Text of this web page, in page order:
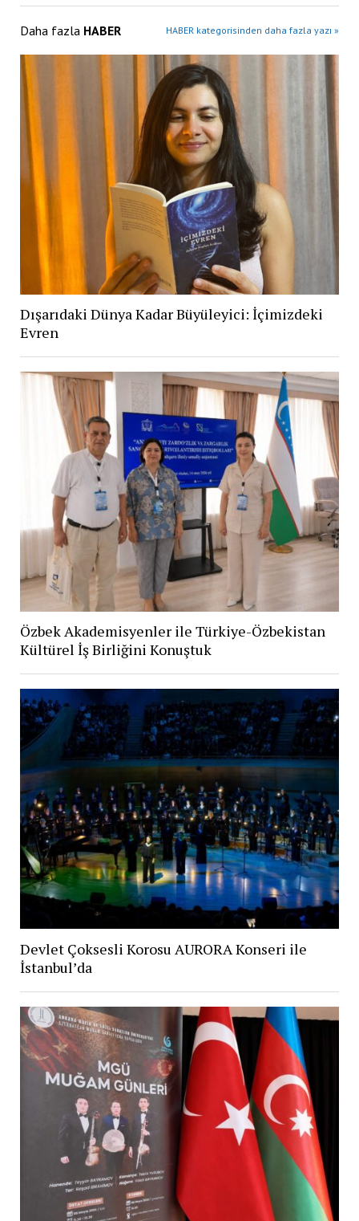
Daha fazla HABER HABER kategorisinden daha fazla yazı »
Dışarıdaki Dünya Kadar Büyüleyici: İçimizdeki
Evren
Özbek Akademisyenler ile Türkiye-Özbekistan
Kültürel İş Birliğini Konuştuk
Devlet Çoksesli Korosu AURORA Konseri ile
İstanbul’da